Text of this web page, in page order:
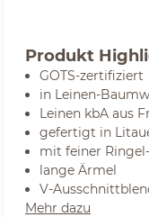
Produkt
GOTS-zertifiziert
in Leinen-
Leinen kbA aus
gefertigt in
mit feiner
lange Ärmel
V-
Mehr dazu